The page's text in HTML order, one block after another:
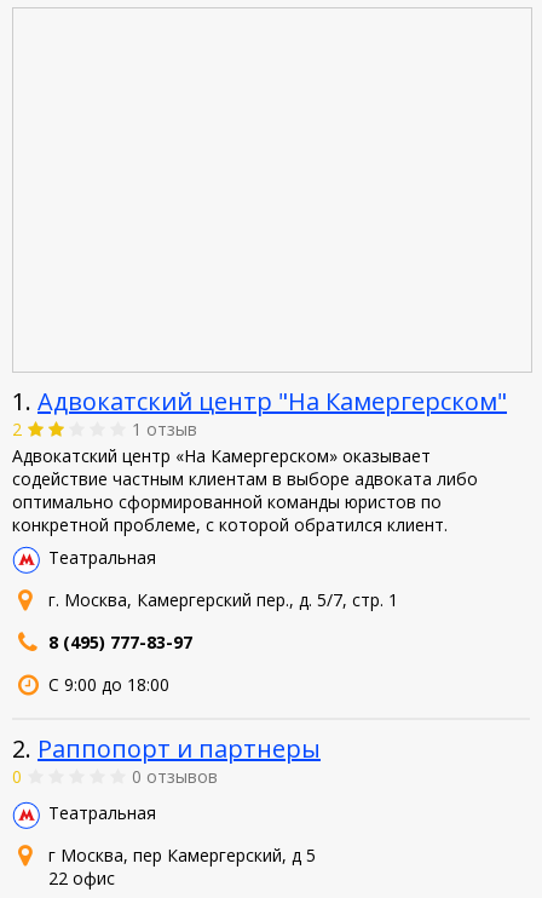
1. Адвокатский центр "На Камергерском"
2
1 отзыв
Адвокатский центр «На Камергерском» оказывает
содействие частным клиентам в выборе адвоката либо
оптимально сформированной команды юристов по
конкретной проблеме, с которой обратился клиент.
Театральная
г. Москва, Камергерский пер., д. 5/7, стр. 1
8 (495) 777-83-97
С 9:00 до 18:00
2. Раппопорт и партнеры
0
0 отзывов
Театральная
г Москва, пер Камергерский, д 5
22 офис